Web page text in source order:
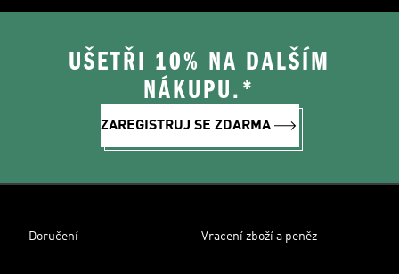
UŠETŘI 10% NA DALŠÍM
NÁKUPU.*
ZAREGISTRUJ SE ZDARMA
Doručení Vracení zboží a peněz